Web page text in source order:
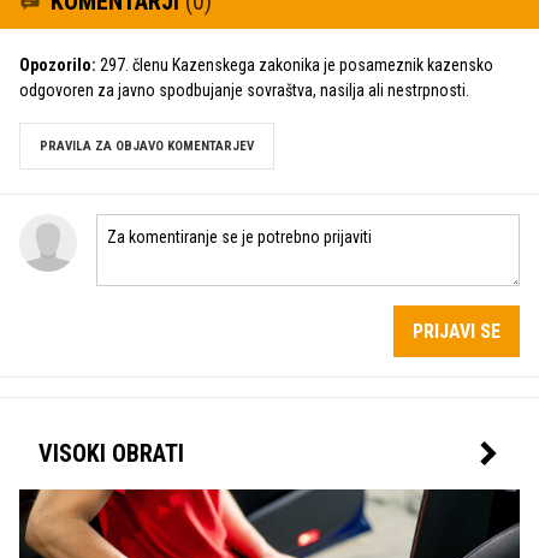
Opozorilo: 297. členu Kazenskega zakonika je posameznik kazensko
odgovoren za javno spodbujanje sovraštva, nasilja ali nestrpnosti.
PRAVILA ZA OBJAVO KOMENTARJEV
PRIJAVI SE
VISOKI OBRATI